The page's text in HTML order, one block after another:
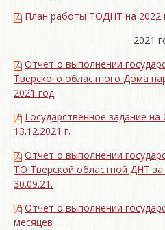
План работы ТОДНТ на 2022
2021
Отчет о выполнении
Тверского областного Дома
2021 год
Государственное задание
13.12.2021 г.
Отчет о выполнении
ТО Тверской областной ДНТ
30.09.21.
Отчет о выполнении
месяцев